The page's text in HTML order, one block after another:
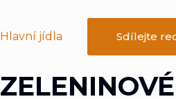
Hlavní jídla Sdílejte